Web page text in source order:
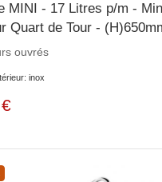
MINI - 17 Litres p/m -
Quart de Tour -
ouvrés
inox